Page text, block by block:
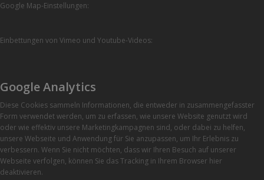
Google Map-Einstellungen:
Einbettungen von Vimeo und Youtube-Videos:
Google Analytics
Diese Cookies sammeln Informationen, die entweder in zusammengefasster
Form verwendet werden, um zu erfassen, wie unsere Website genutzt wird
oder wie effektiv unsere Marketingkampagnen sind, oder dabei zu helfen,
unsere Webseite und Anwendung für Sie anzupassen, um Ihr Erlebnis zu
verbessern. Wenn Sie nicht möchten, dass wir Ihren Besuch auf unserer
Webseite verfolgen, können Sie das Tracking in Ihrem Browser hier
deaktivieren.